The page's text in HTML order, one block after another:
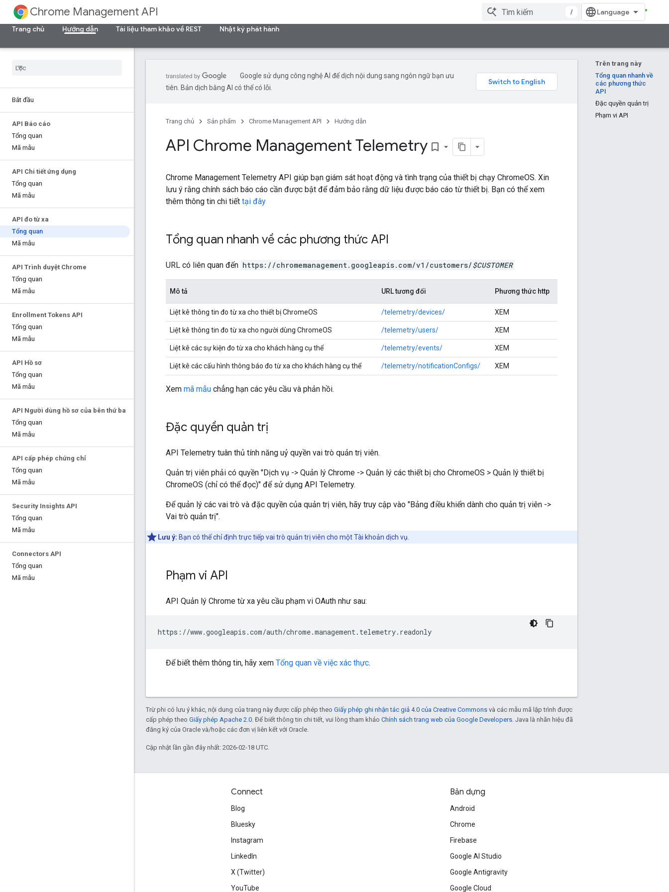
Chrome Management API
/
Trang chủ
Hướng dẫn Tài liệu tham khảo về REST Nhật ký phát hành
Bắt đầu
API Báo cáo
Tổng quan
Mã mẫu
API Chi tiết ứng dụng
Tổng quan
Mã mẫu
API đo từ xa
Tổng quan
Mã mẫu
API Trình duyệt Chrome
Tổng quan
Mã mẫu
Enrollment Tokens API
Tổng quan
Mã mẫu
API Hồ sơ
Tổng quan
Mã mẫu
API Người dùng hồ sơ của bên thứ ba
Tổng quan
Mã mẫu
API cấp phép chứng chỉ
Tổng quan
Mã mẫu
Security Insights API
Tổng quan
Mã mẫu
Connectors API
Tổng quan
Mã mẫu
Trên trang này
Tổng quan nhanh về
các phương thức
API
Đặc quyền quản trị
Phạm vi API
Google sử dụng công nghệ AI để dịch nội dung sang ngôn ngữ bạn ưu
tiên. Bản dịch bằng AI có thể có lỗi.
Trang chủ Sản phẩm Chrome Management API Hướng dẫn
API Chrome Management Telemetry bookmark_border
Chrome Management Telemetry API giúp bạn giám sát hoạt động và tình trạng của thiết bị chạy ChromeOS. Xin
lưu ý rằng chính sách báo cáo cần được bật để đảm bảo rằng dữ liệu được báo cáo từ thiết bị. Bạn có thể xem
thêm thông tin chi tiết tại đây
Tổng quan nhanh về các phương thức API
URL có liên quan đến https://chromemanagement.googleapis.com/v1/customers/$CUSTOMER
Mô tả URL tương đối Phương thức http
Liệt kê thông tin đo từ xa cho thiết bị ChromeOS /telemetry/devices/ XEM
Liệt kê thông tin đo từ xa cho người dùng ChromeOS /telemetry/users/ XEM
Liệt kê các sự kiện đo từ xa cho khách hàng cụ thể /telemetry/events/ XEM
Liệt kê các cấu hình thông báo đo từ xa cho khách hàng cụ thể /telemetry/notificationConfigs/ XEM
Xem mã mẫu chẳng hạn các yêu cầu và phản hồi.
Đặc quyền quản trị
API Telemetry tuân thủ tính năng uỷ quyền vai trò quản trị viên.
Quản trị viên phải có quyền "Dịch vụ -> Quản lý Chrome -> Quản lý các thiết bị cho ChromeOS > Quản lý thiết bị
ChromeOS (chỉ có thể đọc)" để sử dụng API Telemetry.
Để quản lý các vai trò và đặc quyền của quản trị viên, hãy truy cập vào "Bảng điều khiển dành cho quản trị viên ->
Vai trò quản trị".
Lưu ý: Bạn có thể chỉ định trực tiếp vai trò quản trị viên cho một Tài khoản dịch vụ.
Phạm vi API
API Quản lý Chrome từ xa yêu cầu phạm vi OAuth như sau:
Để biết thêm thông tin, hãy xem Tổng quan về việc xác thực.
Trừ phi có lưu ý khác, nội dung của trang này được cấp phép theo Giấy phép ghi nhận tác giả 4.0 của Creative Commons và các mẫu mã lập trình được
cấp phép theo Giấy phép Apache 2.0 . Để biết thông tin chi tiết, vui lòng tham khảo Chính sách trang web của Google Developers . Java là nhãn hiệu đã
đăng ký của Oracle và/hoặc các đơn vị liên kết với Oracle.
Cập nhật lần gần đây nhất: 2026-02-18 UTC.
Connect
Blog
Bluesky
Instagram
LinkedIn
X (Twitter)
YouTube
Bản dựng
Android
Chrome
Firebase
Google AI Studio
Google Antigravity
Google Cloud